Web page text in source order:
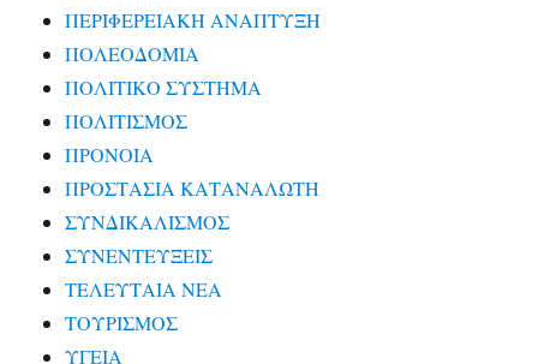
ΠΕΡΙΦΕΡΕΙΑΚΗ ΑΝΑΠΤΥΞΗ
ΠΟΛΕΟΔΟΜΙΑ
ΠΟΛΙΤΙΚΟ ΣΥΣΤΗΜΑ
ΠΟΛΙΤΙΣΜΟΣ
ΠΡΟΝΟΙΑ
ΠΡΟΣΤΑΣΙΑ ΚΑΤΑΝΑΛΩΤΗ
ΣΥΝΔΙΚΑΛΙΣΜΟΣ
ΣΥΝΕΝΤΕΥΞΕΙΣ
ΤΕΛΕΥΤΑΙΑ ΝΕΑ
ΤΟΥΡΙΣΜΟΣ
ΥΓΕΙΑ